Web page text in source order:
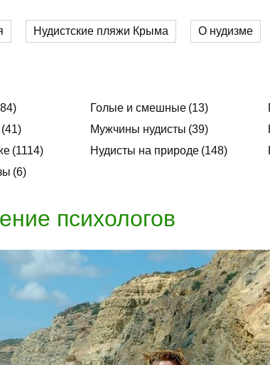
Нудистские пляжи Крыма О нудизме
84 Голые и смешные 13
41 Мужчины нудисты 39
1114 Нудисты на природе 148
6
психологов